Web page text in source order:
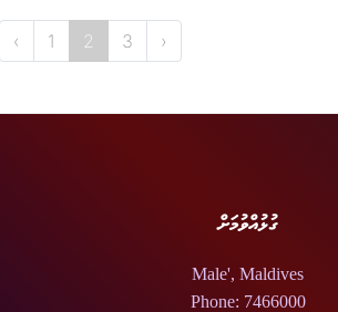
‹ 1 2 3 ›
ގުޅުއްވުމަށް
Male', Maldives
Phone: 7466000